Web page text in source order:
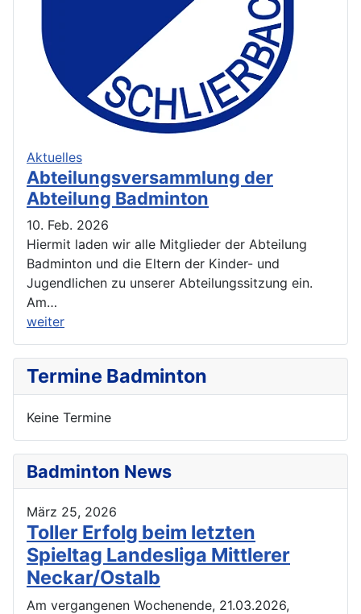
Termine Badminton
Keine Termine
Badminton News
März 25, 2026
Toller Erfolg beim letzten
Spieltag Landesliga Mittlerer
Neckar/Ostalb
Am vergangenen Wochenende, 21.03.2026,
Aktuelles
Abteilungsversammlung der
Abteilung Badminton
10. Feb. 2026
Hiermit laden wir alle Mitglieder der Abteilung
Badminton und die Eltern der Kinder- und
Jugendlichen zu unserer Abteilungssitzung ein.
Am…
weiter